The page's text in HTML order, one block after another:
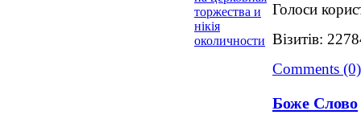
Голоси
Візитів:
Comments (0)
Боже Слово